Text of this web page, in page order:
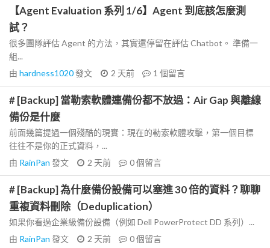
【Agent Evaluation 系列 1/6】Agent 到底該怎麼測
試？
很多團隊評估 Agent 的方法，其實還停留在評估 Chatbot。 準備一
組...
由 hardness1020發文 2 天前 1 個留言
# [Backup] 當勒索軟體連備份都不放過：Air Gap 與離線
備份是什麼
前面幾篇提過一個殘酷的現實：現在的勒索軟體攻擊，第一個目標
往往不是你的正式資料，...
由 RainPan 發文 2 天前 0個留言
# [Backup] 為什麼備份設備可以塞進 30 倍的資料？聊聊
重複資料刪除（Deduplication）
如果你看過企業級備份設備（例如 Dell PowerProtect DD 系列）...
由 RainPan 發文 2 天前 0個留言